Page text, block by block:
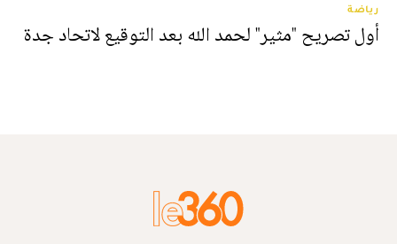
رياضة
أول تصريح "مثير" لحمد الله بعد التوقيع لاتحاد جدة